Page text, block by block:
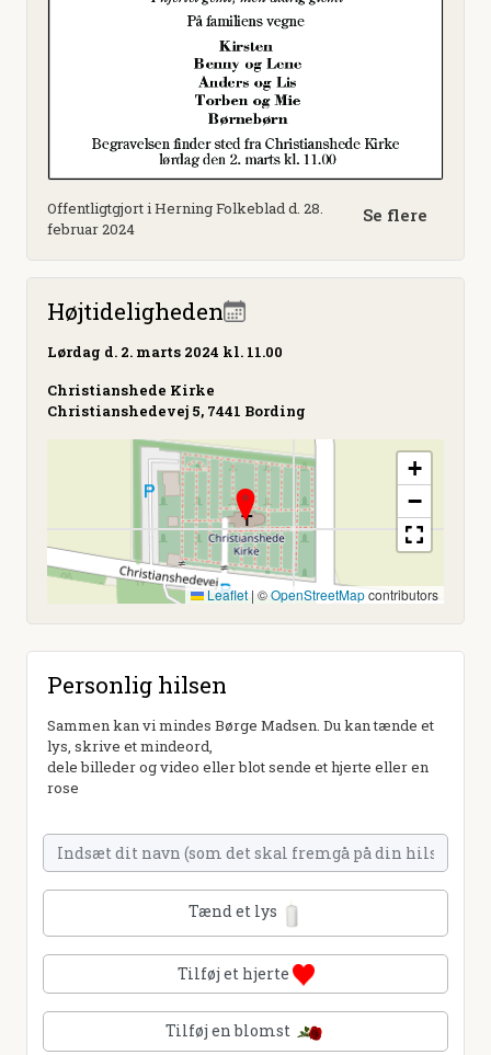
Offentligtgjort i Herning Folkeblad d. 28.
februar 2024
Se flere
Højtideligheden
Lørdag d. 2. marts 2024 kl. 11.00
Christianshede Kirke
Christianshedevej 5, 7441 Bording
+
−
Leaflet | ©OpenStreetMapcontributors
Personlig hilsen
Sammen kan vi mindes Børge Madsen. Du kan tænde et
lys, skrive et mindeord,
dele billeder og video eller blot sende et hjerte eller en
rose
Tænd et lys
Tilføj et hjerte
Tilføj en blomst